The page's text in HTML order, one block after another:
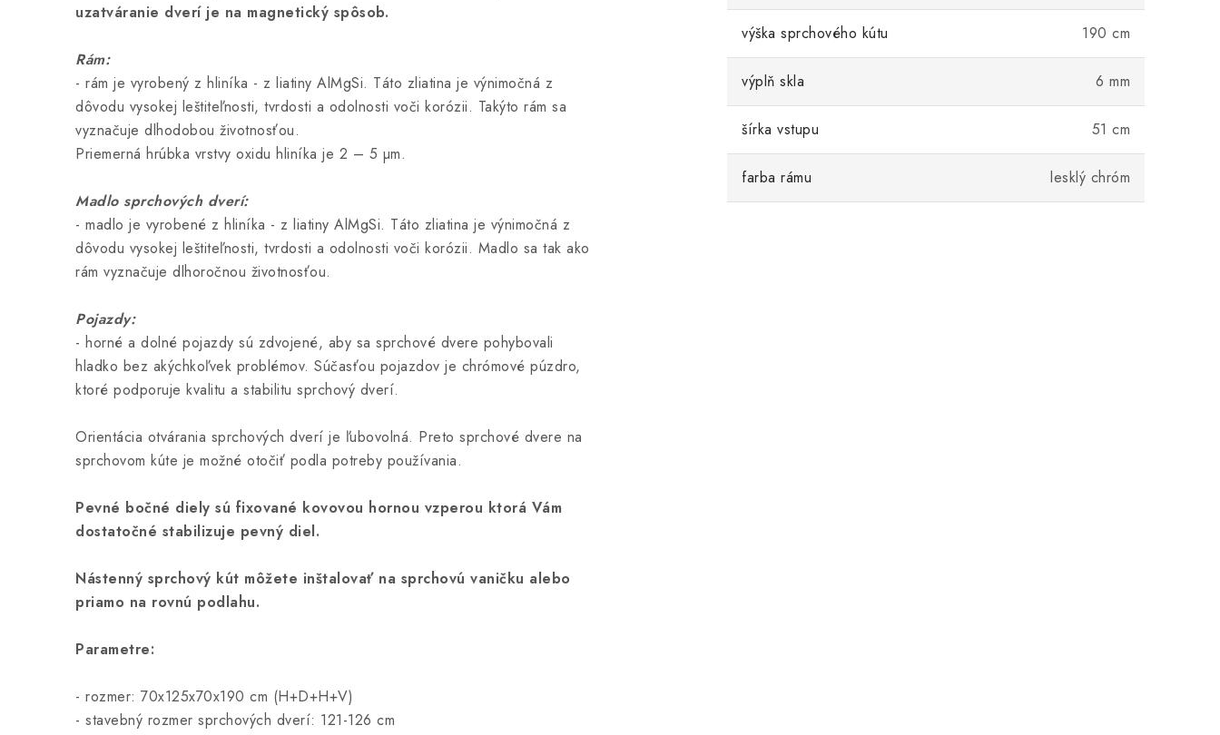
uzatváranie dverí je na magnetický spôsob.
Rám:
- rám je vyrobený z hliníka - z liatiny AlMgSi. Táto zliatina je výnimočná z
dôvodu vysokej leštiteľnosti, tvrdosti a odolnosti voči korózii. Takýto rám sa
vyznačuje dlhodobou životnosťou.
Priemerná hrúbka vrstvy oxidu hliníka je 2 – 5 µm.
Madlo sprchových dverí:
- madlo je vyrobené z hliníka - z liatiny AlMgSi. Táto zliatina je výnimočná z
dôvodu vysokej leštiteľnosti, tvrdosti a odolnosti voči korózii. Madlo sa tak ako
rám vyznačuje dlhoročnou životnosťou.
Pojazdy:
- horné a dolné pojazdy sú zdvojené, aby sa sprchové dvere pohybovali
hladko bez akýchkoľvek problémov. Súčasťou pojazdov je chrómové púzdro,
ktoré podporuje kvalitu a stabilitu sprchový dverí.
Orientácia otvárania sprchových dverí je ľubovolná. Preto sprchové dvere na
sprchovom kúte je možné otočiť podla potreby používania.
Pevné bočné diely sú fixované kovovou hornou vzperou ktorá Vám
dostatočné stabilizuje pevný diel.
Nástenný sprchový kút môžete inštalovať na sprchovú vaničku alebo
priamo na rovnú podlahu.
Parametre:
- rozmer: 70x125x70x190 cm (H+D+H+V)
- stavebný rozmer sprchových dverí: 121-126 cm
výška sprchového kútu 190 cm
výplň skla 6 mm
šírka vstupu 51 cm
farba rámu lesklý chróm